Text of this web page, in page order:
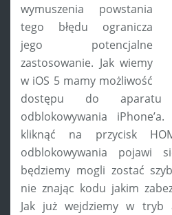
wymuszenia powstania
tego błędu ogranicza
jego potencjalne
zastosowanie. Jak wiemy
w iOS 5 mamy możliwość
dostępu do aparatu
odblokowywania
kliknąć na przycisk
odblokowywania pojawi
będziemy mogli zostać
nie znając kodu jakim
Jak już wejdziemy w